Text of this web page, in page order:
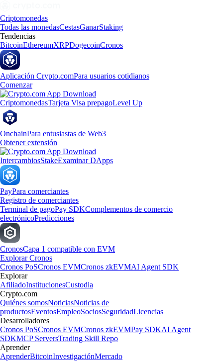
Criptomonedas
Todas las monedasCestasGanarStaking
Tendencias
BitcoinEthereumXRPDogecoinCronos
Aplicación Crypto.comPara usuarios cotidianos
Comenzar
CriptomonedasTarjeta Visa prepagoLevel Up
OnchainPara entusiastas de Web3
Obtener extensión
IntercambiosStakeExaminar DApps
PayPara comerciantes
Registro de comerciantes
Terminal de pagoPay SDKComplementos de comercio
electrónicoPredicciones
CronosCapa 1 compatible con EVM
Explorar Cronos
Cronos PoSCronos EVMCronos zkEVMAI Agent SDK
Explorar
AfiliadoInstitucionesCustodia
Crypto.com
Quiénes somosNoticiasNoticias de
productosEventosEmpleoSociosSeguridadLicencias
Desarrolladores
Cronos PoSCronos EVMCronos zkEVMPay SDKAI Agent
SDKMCP ServersTrading Skill Repo
Aprender
AprenderBitcoinInvestigaciónMercado